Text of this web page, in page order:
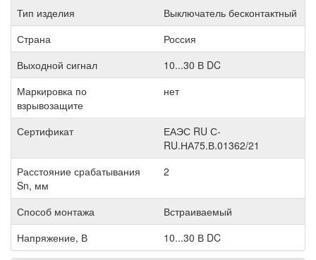
Тип изделия
Выключатель бесконтактный
Страна
Россия
Выходной сигнал
10...30 В DC
Маркировка по
взрывозащите
нет
Сертификат
ЕАЭС RU С-
RU.НА75.В.01362/21
Расстояние срабатывания
Sn, мм
2
Способ монтажа
Встраиваемый
Напряжение, В
10...30 В DC